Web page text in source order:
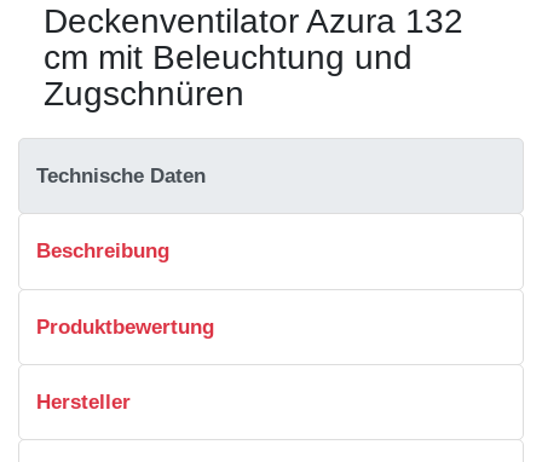
Deckenventilator Azura 132
cm mit Beleuchtung und
Zugschnüren
Technische Daten
Beschreibung
Produktbewertung
Hersteller